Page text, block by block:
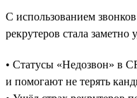
С использованием
рекрутеров стала заметно
• Статусы «Недозвон» в
и помогают не терять